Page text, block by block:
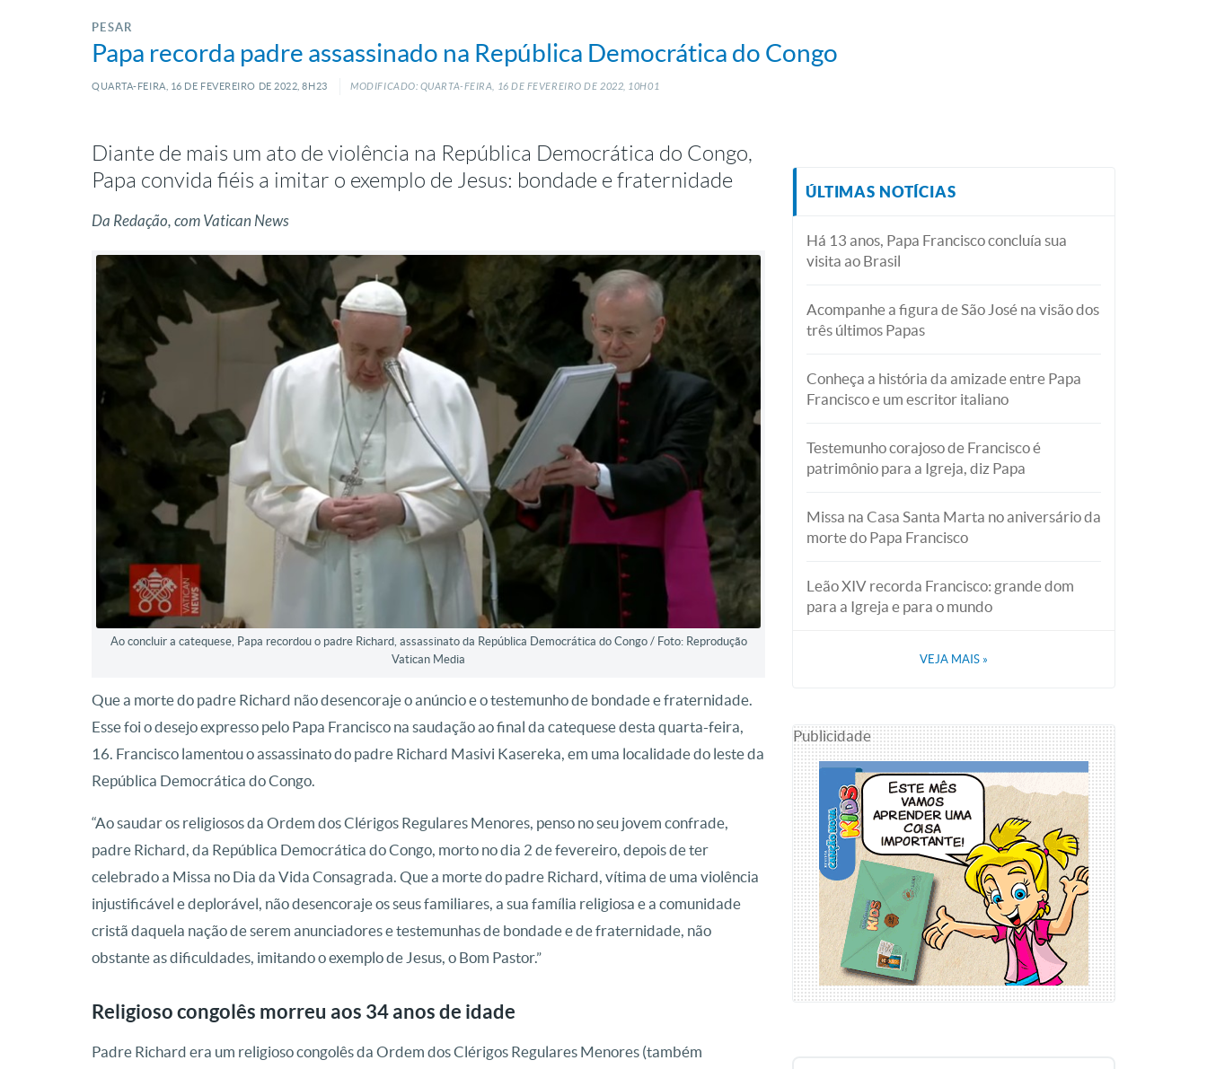
PESAR
Papa recorda padre assassinado na República Democrática do Congo
QUARTA-FEIRA, 16 DE FEVEREIRO DE 2022, 8H23 MODIFICADO: QUARTA-FEIRA, 16 DE FEVEREIRO DE 2022, 10H01
Diante de mais um ato de violência na República Democrática do Congo,
Papa convida fiéis a imitar o exemplo de Jesus: bondade e fraternidade
Da Redação, com Vatican News
Ao concluir a catequese, Papa recordou o padre Richard, assassinato da República Democrática do Congo / Foto: Reprodução
Vatican Media
Que a morte do padre Richard não desencoraje o anúncio e o testemunho de bondade e fraternidade.
Esse foi o desejo expresso pelo Papa Francisco na saudação ao final da catequese desta quarta-feira,
16. Francisco lamentou o assassinato do padre Richard Masivi Kasereka, em uma localidade do leste da
República Democrática do Congo.
“Ao saudar os religiosos da Ordem dos Clérigos Regulares Menores, penso no seu jovem confrade,
padre Richard, da República Democrática do Congo, morto no dia 2 de fevereiro, depois de ter
celebrado a Missa no Dia da Vida Consagrada. Que a morte do padre Richard, vítima de uma violência
injustificável e deplorável, não desencoraje os seus familiares, a sua família religiosa e a comunidade
cristã daquela nação de serem anunciadores e testemunhas de bondade e de fraternidade, não
obstante as dificuldades, imitando o exemplo de Jesus, o Bom Pastor.”
Religioso congolês morreu aos 34 anos de idade
Padre Richard era um religioso congolês da Ordem dos Clérigos Regulares Menores (também
ÚLTIMAS NOTÍCIAS
Há 13 anos, Papa Francisco concluía sua
visita ao Brasil
Acompanhe a figura de São José na visão dos
três últimos Papas
Conheça a história da amizade entre Papa
Francisco e um escritor italiano
Testemunho corajoso de Francisco é
patrimônio para a Igreja, diz Papa
Missa na Casa Santa Marta no aniversário da
morte do Papa Francisco
Leão XIV recorda Francisco: grande dom
para a Igreja e para o mundo
VEJA MAIS »
Publicidade